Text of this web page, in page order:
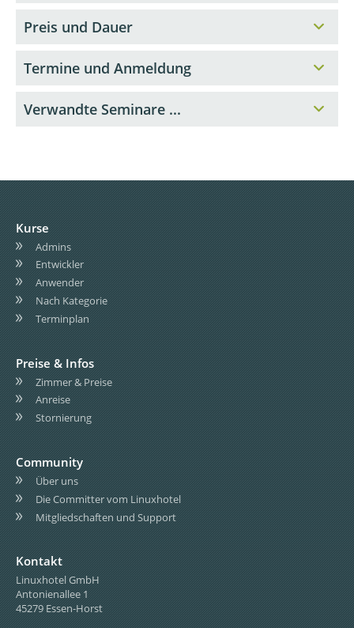
Preis und Dauer
Termine und Anmeldung
Verwandte Seminare ...
Kurse
Admins
Entwickler
Anwender
Nach Kategorie
Terminplan
Preise & Infos
Zimmer & Preise
Anreise
Stornierung
Community
Über uns
Die Committer vom Linuxhotel
Mitgliedschaften und Support
Kontakt
Linuxhotel GmbH
Antonienallee 1
45279 Essen-Horst